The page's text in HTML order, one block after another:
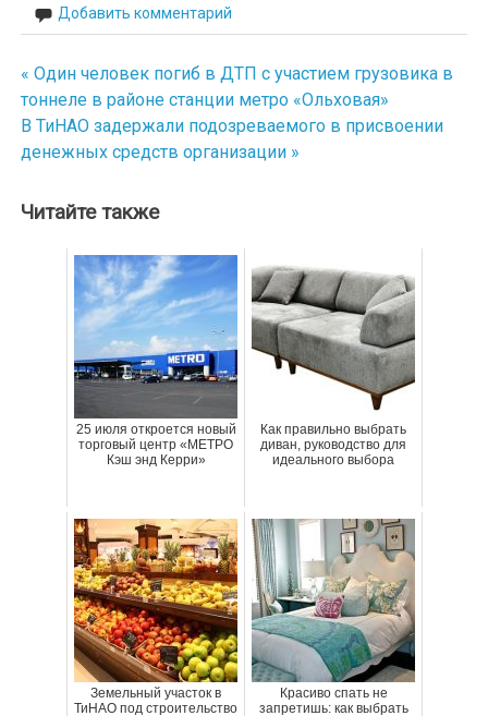
Добавить комментарий
Навигация
по
записям
« Один человек погиб в ДТП с участием грузовика в
тоннеле в районе станции метро «Ольховая»
В ТиНАО задержали подозреваемого в присвоении
денежных средств организации »
Читайте также
25 июля откроется новый
торговый центр «МЕТРО
Кэш энд Керри»
Как правильно выбрать
диван, руководство для
идеального выбора
Земельный участок в
ТиНАО под строительство
Красиво спать не
запретишь: как выбрать